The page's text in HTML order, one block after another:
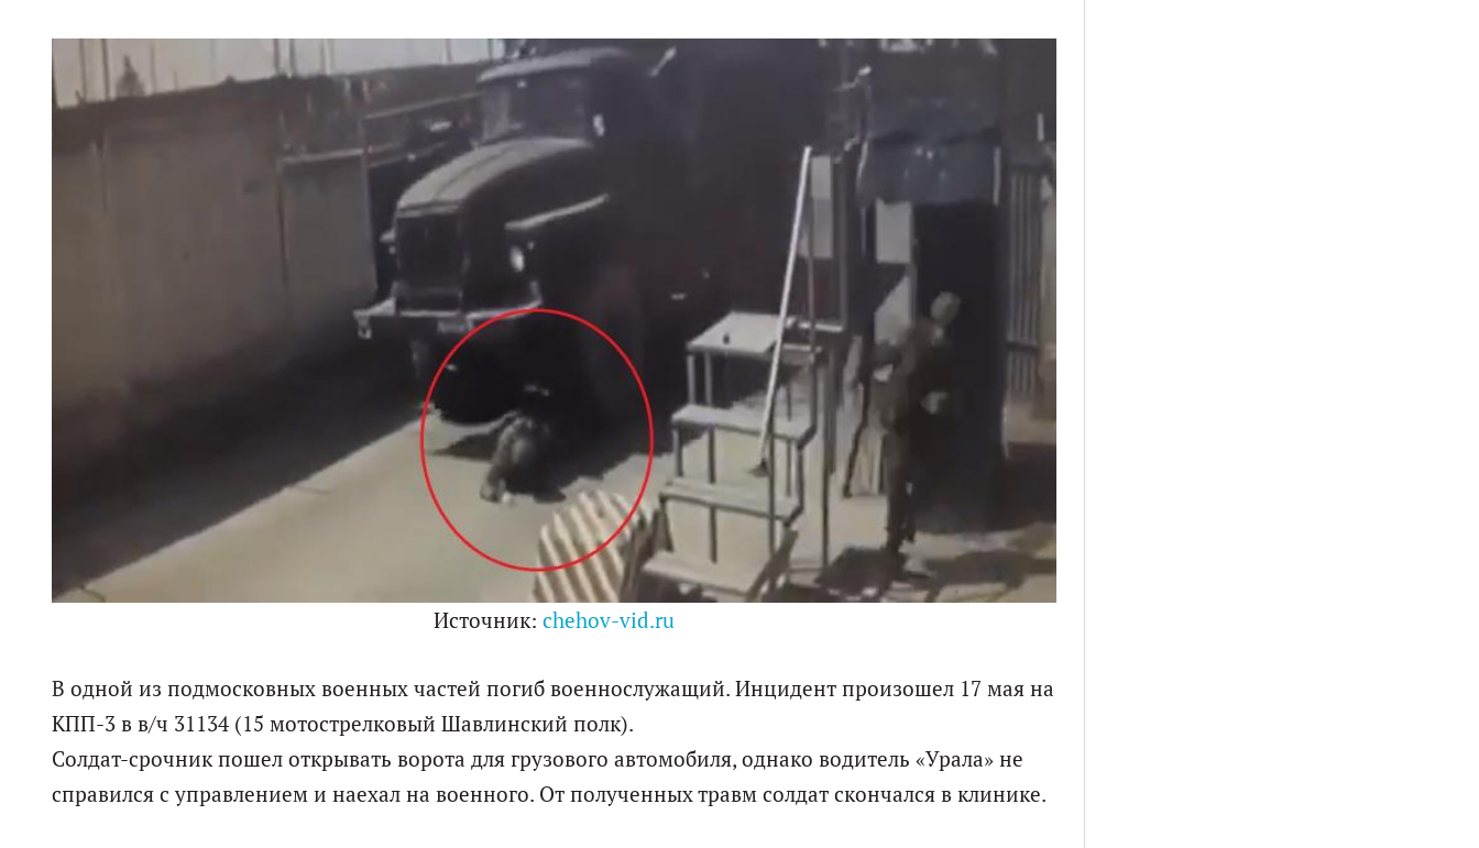
Источник: chehov-vid.ru
В одной из подмосковных военных частей погиб военнослужащий. Инцидент произошел 17 мая на
КПП-3 в в/ч 31134 (15 мотострелковый Шавлинский полк).
Солдат-срочник пошел открывать ворота для грузового автомобиля, однако водитель «Урала» не
справился с управлением и наехал на военного. От полученных травм солдат скончался в клинике.